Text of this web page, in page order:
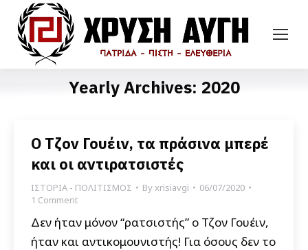
Yearly Archives: 2020
Ο Τζον Γουέιν, τα πράσινα μπερέ
και οι αντιρατσιστές
ΙΣΤΟΡΙΑ - ΠΟΛΙΤΙΣΜΟΣ Byxrisiavgi
06/07/2020
1 Comment
Δεν ήταν μόνον “ρατσιστής” ο Τζον Γουέιν,
ήταν και αντικομουνιστής! Για όσους δεν το